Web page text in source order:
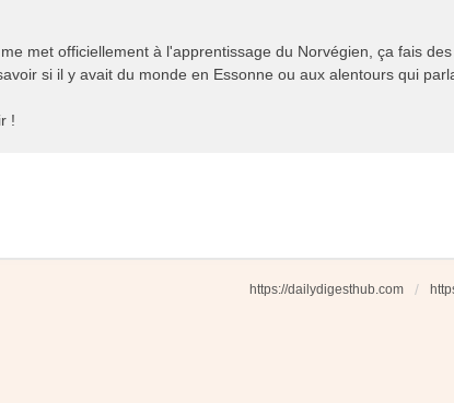
met officiellement à l'apprentissage du Norvégien, ça fais
si il y avait du monde en Essonne ou aux alentours qui
!
https://dailydigesthub.com